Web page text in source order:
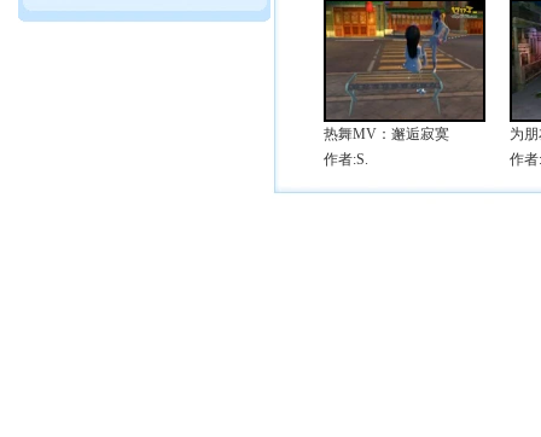
热舞MV：邂逅寂寞
作者:S.
为
作